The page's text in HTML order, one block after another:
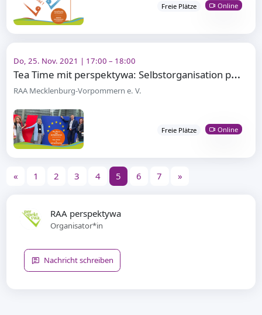
Freie Plätze Online
Do, 25. Nov. 2021 | 17:00 – 18:00
T
ea Time mit perspektywa: Selbstorganisation polnischer Migrant*innen
RAA Mecklenburg-Vorpommern e. V.
Freie Plätze Online
« 1 2 3 4 5 6 7 »
RAA perspektywa
Organisator*in
Nachricht schreiben